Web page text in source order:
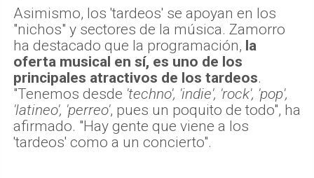
Asimismo, los 'tardeos' se apoyan en los
"nichos" y sectores de la música. Zamorro
ha destacado que la programación, la
oferta musical en sí, es uno de los
principales atractivos de los tardeos.
"Tenemos desde 'techno', 'indie', 'rock', 'pop',
'latineo', 'perreo', pues un poquito de todo", ha
afirmado. "Hay gente que viene a los
'tardeos' como a un concierto".